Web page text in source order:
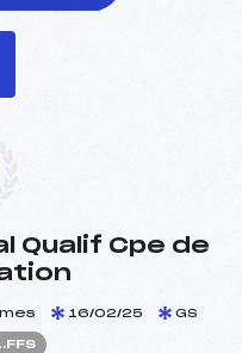
Qualif Cpe de
16/02/25 GS